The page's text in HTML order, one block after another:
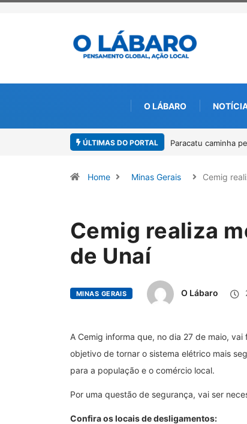
O LÁBARO
ÚLTIMAS DO PORTAL
Paracatu caminha pelos 20 anos da Lei Maria da Penha
Home Minas Gerais Cemig
Cemig realiza
de Unaí
MINAS GERAIS O Lábaro
A Cemig informa que, no dia 27 de maio,
objetivo de tornar o sistema elétrico mais
para a população e o comércio local.
Por uma questão de segurança, vai ser
Confira os locais de desligamentos: